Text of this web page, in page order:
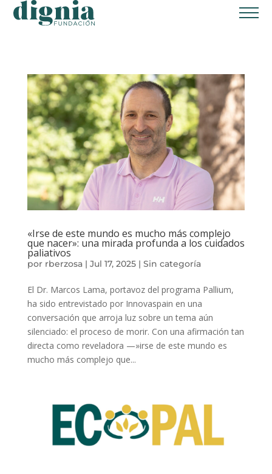
Fundación Dignia
¿Quiénes somos?
¿Qué ofrecemos?
Transparencia
Glosario
Proyectos
Colabora
Donación
Voluntariado
Noticias
Contacto
«Irse de este mundo es mucho más complejo
que nacer»: una mirada profunda a los cuidados
paliativos
por rberzosa| Jul 17, 2025| Sin categoría
El Dr. Marcos Lama, portavoz del programa Pallium,
ha sido entrevistado por Innovaspain en una
conversación que arroja luz sobre un tema aún
silenciado: el proceso de morir. Con una afirmación tan
directa como reveladora —»irse de este mundo es
mucho más complejo que...